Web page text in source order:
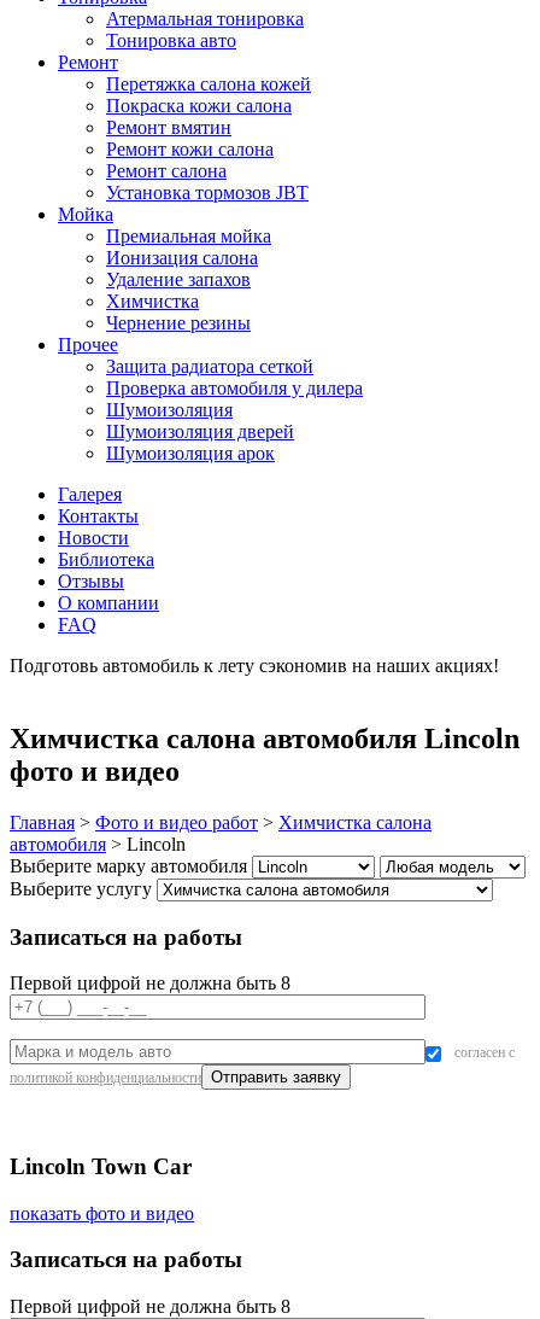
Атермальная тонировка
Тонировка авто
Ремонт
Перетяжка салона кожей
Покраска кожи салона
Ремонт вмятин
Ремонт кожи салона
Ремонт салона
Установка тормозов JBT
Мойка
Премиальная мойка
Ионизация салона
Удаление запахов
Химчистка
Чернение резины
Прочее
Защита радиатора сеткой
Проверка автомобиля у дилера
Шумоизоляция
Шумоизоляция дверей
Шумоизоляция арок
Галерея
Контакты
Новости
Библиотека
Отзывы
О компании
FAQ
Подготовь автомобиль к лету сэкономив на наших акциях!
Химчистка салона автомобиля Lincoln
фото и видео
Главная > Фото и видео работ > Химчистка салона
автомобиля > Lincoln
Выберите марку автомобиля
Выберите услугу
Записаться на работы
Первой цифрой не должна быть 8
согласен с
политикой конфиденциальности
Lincoln Town Car
показать фото и видео
Записаться на работы
Первой цифрой не должна быть 8